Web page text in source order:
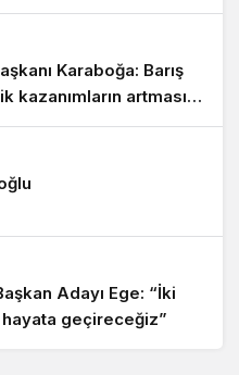
Karaboğa: Barış
kazanımların artmasını
Adayı Ege: “İki
hayata geçireceğiz”